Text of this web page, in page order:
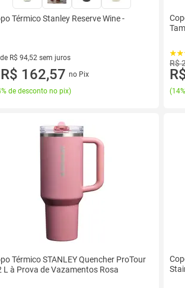
Térmico Stanley Reserve Wine -
R$ 94,52 sem juros
de R$ 94,52 sem juros
R$ 162,57 no Pix
de desconto no pix)
R$
(
Térmico STANLEY Quencher ProTour
L à Prova de Vazamentos Rosa